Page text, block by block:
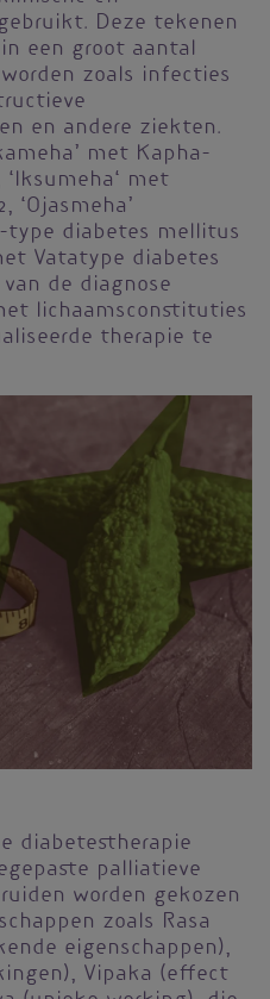
Deze tekenen
een groot aantal
zoals infecties
en andere ziekten.
met Kapha-
met
type diabetes mellitus
Vatatype diabetes
de diagnose
lichaamsconstituties
therapie te
diabetestherapie
palliatieve
worden gekozen
zoals Rasa
eigenschappen),
Vipaka (effect